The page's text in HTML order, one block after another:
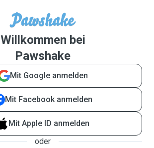
Willkommen bei
Pawshake
Mit Google anmelden
Mit Facebook anmelden
Mit Apple ID anmelden
oder